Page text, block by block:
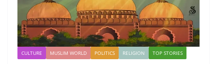
CULTURE MUSLIM WORLD POLITICS RELIGION TOP STORIES